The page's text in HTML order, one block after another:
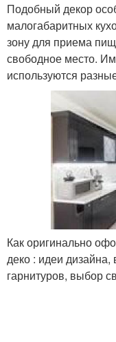
Подобный декор
малогабаритных
зону для приема
свободное место.
используются
Как оригинально
деко : идеи
гарнитуров, выбор